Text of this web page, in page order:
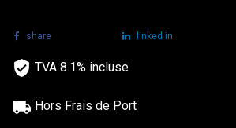
share linked in
TVA 8.1% incluse
Hors Frais de Port